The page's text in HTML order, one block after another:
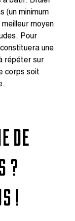
(un minimum
moyen
Pour
une
répéter sur
corps soit
DE
?
!